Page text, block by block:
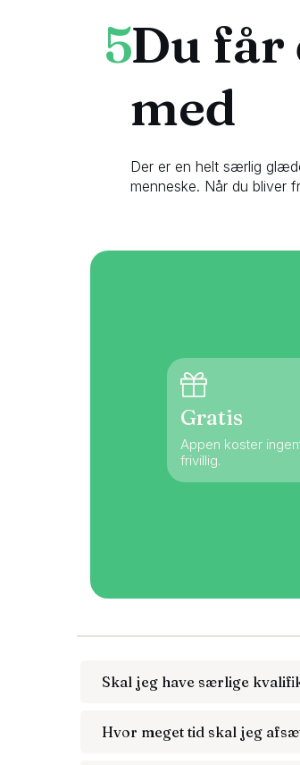
5Du får
med
Der er en helt særlig
menneske. Når du bliver
Gratis
Appen koster
frivillig.
Skal jeg have særlige
Hvor meget tid skal jeg